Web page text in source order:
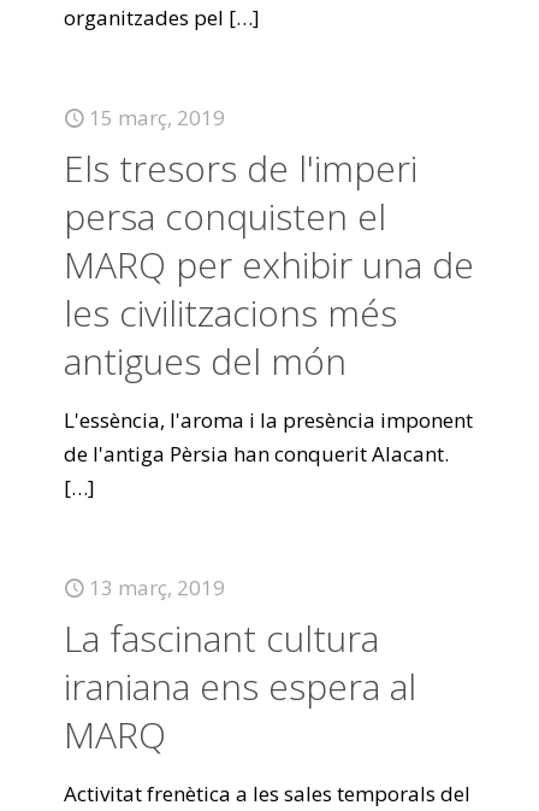
organitzades pel […]
15 març, 2019
Els tresors de l'imperi
persa conquisten el
MARQ per exhibir una de
les civilitzacions més
antigues del món
L'essència, l'aroma i la presència imponent
de l'antiga Pèrsia han conquerit Alacant.
[…]
13 març, 2019
La fascinant cultura
iraniana ens espera al
MARQ
Activitat frenètica a les sales temporals del